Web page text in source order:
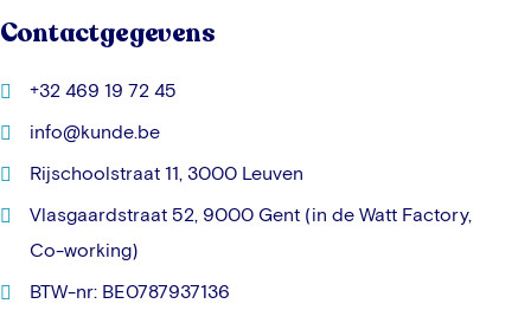
Contactgegevens
+32 469 19 72 45
info@kunde.be
Rijschoolstraat 11, 3000 Leuven
Vlasgaardstraat 52, 9000 Gent (in de Watt Factory,
Co-working)
BTW-nr: BE0787937136